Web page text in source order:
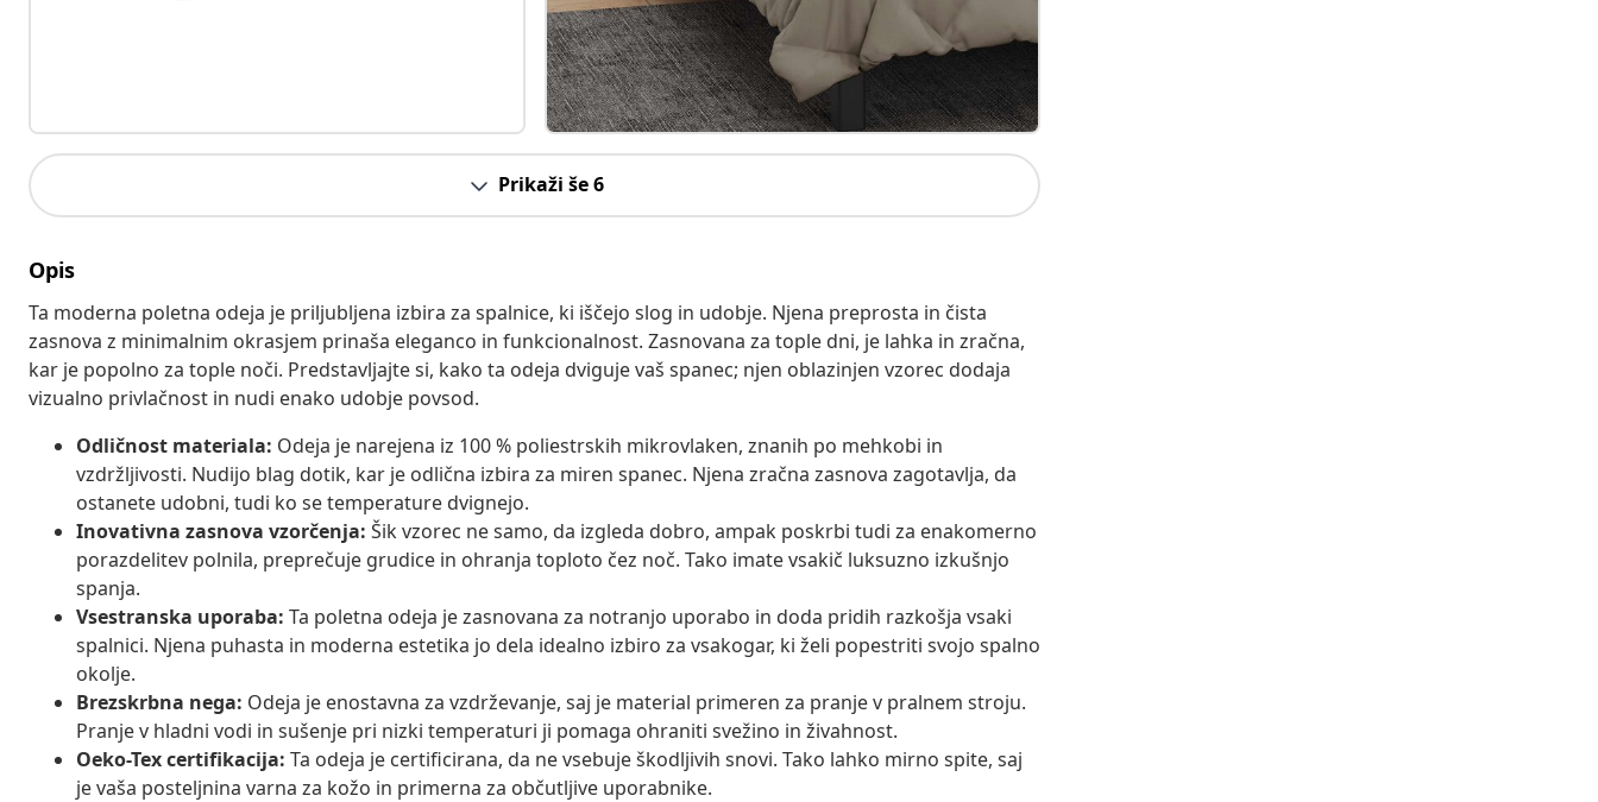
Prikaži še 6
Opis
Ta moderna poletna odeja je priljubljena izbira za spalnice, ki iščejo slog in udobje. Njena preprosta in čista
zasnova z minimalnim okrasjem prinaša eleganco in funkcionalnost. Zasnovana za tople dni, je lahka in zračna,
kar je popolno za tople noči. Predstavljajte si, kako ta odeja dviguje vaš spanec; njen oblazinjen vzorec dodaja
vizualno privlačnost in nudi enako udobje povsod.
Odličnost materiala: Odeja je narejena iz 100 % poliestrskih mikrovlaken, znanih po mehkobi in
vzdržljivosti. Nudijo blag dotik, kar je odlična izbira za miren spanec. Njena zračna zasnova zagotavlja, da
ostanete udobni, tudi ko se temperature dvignejo.
Inovativna zasnova vzorčenja: Šik vzorec ne samo, da izgleda dobro, ampak poskrbi tudi za enakomerno
porazdelitev polnila, preprečuje grudice in ohranja toploto čez noč. Tako imate vsakič luksuzno izkušnjo
spanja.
Vsestranska uporaba: Ta poletna odeja je zasnovana za notranjo uporabo in doda pridih razkošja vsaki
spalnici. Njena puhasta in moderna estetika jo dela idealno izbiro za vsakogar, ki želi popestriti svojo spalno
okolje.
Brezskrbna nega: Odeja je enostavna za vzdrževanje, saj je material primeren za pranje v pralnem stroju.
Pranje v hladni vodi in sušenje pri nizki temperaturi ji pomaga ohraniti svežino in živahnost.
Oeko-Tex certifikacija: Ta odeja je certificirana, da ne vsebuje škodljivih snovi. Tako lahko mirno spite, saj
je vaša posteljnina varna za kožo in primerna za občutljive uporabnike.